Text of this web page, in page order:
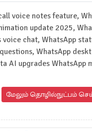
voice notes feature,
update 2025,
chat, WhatsApp
WhatsApp
AI upgrades WhatsApp
மேலும் தொழில்நுட்பம்